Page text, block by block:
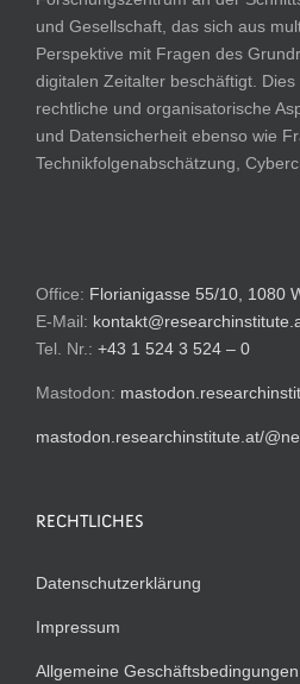
und Gesellschaft, das sich aus
Perspektive mit Fragen des
digitalen Zeitalter beschäftigt. Dies
rechtliche und organisatorische
und Datensicherheit ebenso wie
Technikfolgenabschätzung,
Office: Florianigasse 55/10, 1080
E-Mail:
Tel. Nr.: +43 1 524 3 524 – 0
Mastodon:
mastodon.researchinstitute.at/
RECHTLICHES
Datenschutzerklärung
Impressum
Allgemeine Geschäftsbedingungen